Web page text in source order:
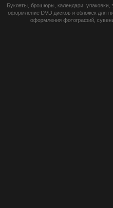
botsetto.ru -
photoshop,
шрифты,
Буклеты, брошюры, календари, упаковки,
оформление DVD дисков и обложек для
оформления фотографий,